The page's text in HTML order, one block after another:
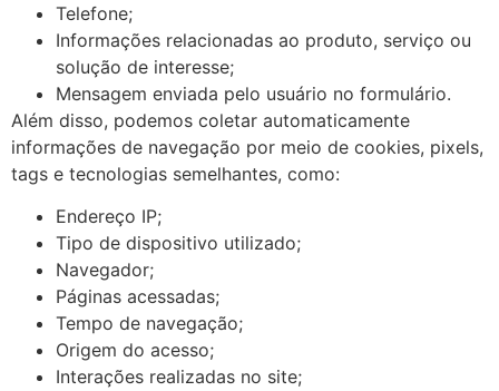
Telefone;
Informações relacionadas ao produto, serviço ou
solução de interesse;
Mensagem enviada pelo usuário no formulário.
Além disso, podemos coletar automaticamente
informações de navegação por meio de cookies, pixels,
tags e tecnologias semelhantes, como:
Endereço IP;
Tipo de dispositivo utilizado;
Navegador;
Páginas acessadas;
Tempo de navegação;
Origem do acesso;
Interações realizadas no site;